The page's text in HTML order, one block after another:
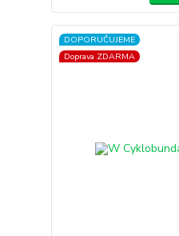
DOPORUČUJEME
Doprava ZDARMA